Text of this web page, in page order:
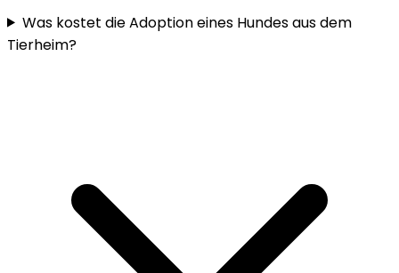
Was kostet die Adoption eines Hundes aus dem
Tierheim?